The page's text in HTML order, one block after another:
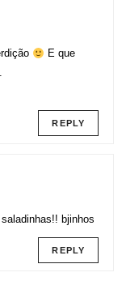
E que
REPLY
bjinhos
REPLY